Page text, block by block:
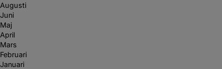
Augusti
Juni
Maj
April
Mars
Februari
Januari